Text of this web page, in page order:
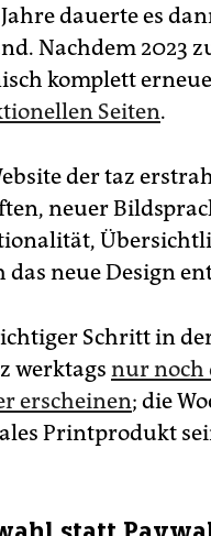
dauerte es
Nachdem 2023
komplett
Seiten.
der taz
neuer
das neue Design
Schritt in
werktags nur noch
erscheinen; die
Printprodukt